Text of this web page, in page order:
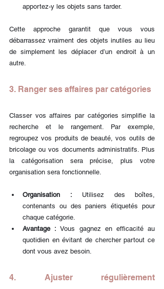
apportez-y les objets sans tarder.
Cette approche garantit que vous vous
débarrassez vraiment des objets inutiles au lieu
de simplement les déplacer d’un endroit à un
autre.
3. Ranger ses affaires par catégories
Classer vos affaires par catégories simplifie la
recherche et le rangement. Par exemple,
regroupez vos produits de beauté, vos outils de
bricolage ou vos documents administratifs. Plus
la catégorisation sera précise, plus votre
organisation sera fonctionnelle.
Organisation : Utilisez des boîtes,
contenants ou des paniers étiquetés pour
chaque catégorie.
Avantage : Vous gagnez en efficacité au
quotidien en évitant de chercher partout ce
dont vous avez besoin.
4. Ajuster régulièrement